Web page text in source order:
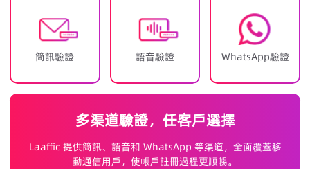
簡訊驗證 語音驗證 WhatsApp驗證
多渠道驗證，任客戶選擇
Laaffic 提供簡訊、語音和 WhatsApp 等渠道，全面覆蓋移
動通信用戶，使帳戶註冊過程更順暢。